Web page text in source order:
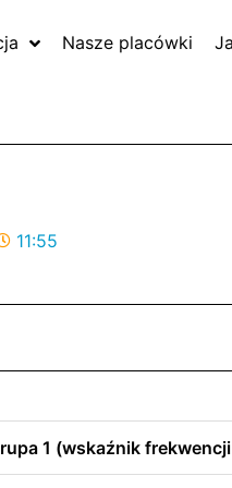
Nasze placówki
11:55
1 (wskaźnik